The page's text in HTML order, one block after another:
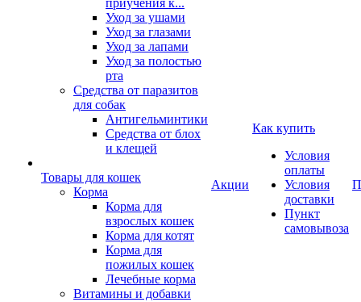
приучения к...
Уход за ушами
Уход за глазами
Уход за лапами
Уход за полостью
рта
Средства от паразитов
для собак
Антигельминтики
Средства от блох
и клещей
Товары для кошек
Корма
Корма для
взрослых кошек
Корма для котят
Корма для
пожилых кошек
Лечебные корма
Витамины и добавки
Акции
Как купить
Условия
оплаты
Условия
доставки
Пункт
самовывоза